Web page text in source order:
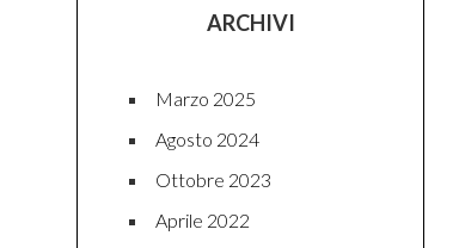
ARCHIVI
Marzo 2025
Agosto 2024
Ottobre 2023
Aprile 2022